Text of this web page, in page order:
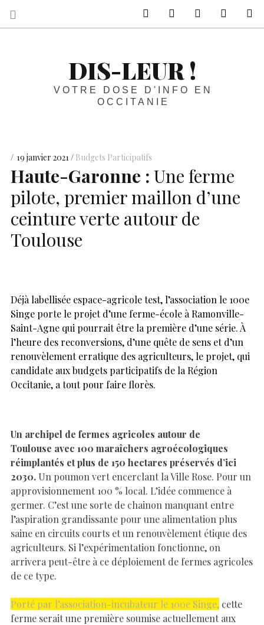
DIS-LEUR !
VOTRE DOSE D'INFO EN
OCCITANIE
19 janvier 2021 Budgets Participatifs
Haute-Garonne : Une ferme
pilote, premier maillon d’une
ceinture verte autour de
Toulouse
Déjà labellisée espace-agricole test, l’association le 100e
Singe porte le projet d’une ferme-école à Ramonville-
Saint-Agne qui pourrait être la première d’une série. À
l’heure des reconversions, d’une quête de sens et d’un
renouvèlement erratique des agriculteurs, le projet, qui
candidate aux budgets participatifs de la Région
Occitanie, a tout pour faire florès.
Un archipel de fermes agricoles autour de
Toulouse avec 100 maraîchers agroécologiques
réimplantés et plus de 150 hectares préservés d’ici
2030. Un poumon vert encerclant la Ville Rose. Pour un
approvisionnement 100 % local. L’idée commence à
germer. C’est une sorte de chainon manquant entre
l’aspiration grandissante pour une alimentation plus
saine en circuits courts et un renouvèlement étique des
agriculteurs. Si l’expérimentation fonctionne, on
arrivera peut-être à ce déploiement de fermes agricoles
de ce type.
Porté par l’association-incubateur le 100e Singe, cette
ferme serait une première soumise actuellement aux